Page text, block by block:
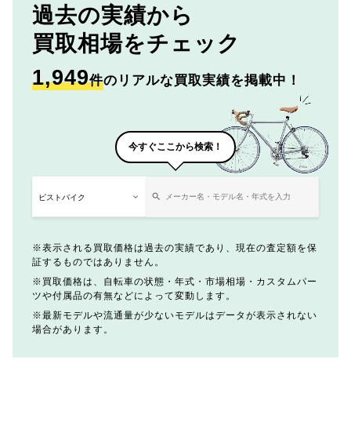
過去の実績から
買取相場をチェック
1,949件のリアルな買取実績を掲載中！
今すぐここから検索！
表示される買取価格は過去の実績であり、現在の査定額を保
証するものではありません。
買取価格は、自転車の状態・年式・市場相場・カスタムパー
ツや付属品の有無などによって変動します。
最新モデルや流通量が少ないモデルはデータが表示されない
場合があります。